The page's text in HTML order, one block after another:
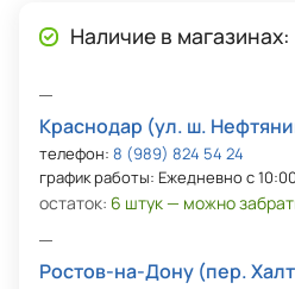
Наличие в магазинах:
Краснодар (ул. ш.
телефон: 8 (989) 824 54 24
график работы: Ежедневно с
остаток: 6 штук — можно
Ростов-на-Дону (пер.